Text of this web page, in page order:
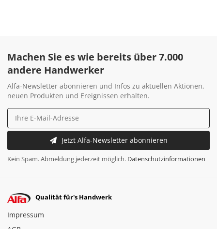
Machen Sie es wie bereits über 7.000
andere Handwerker
Alfa-Newsletter abonnieren und Infos zu aktuellen Aktionen,
neuen Produkten und Ereignissen erhalten.
Jetzt Alfa-Newsletter abonnieren
Kein Spam. Abmeldung jederzeit möglich. Datenschutzinformationen
Qualität für's Handwerk
Impressum